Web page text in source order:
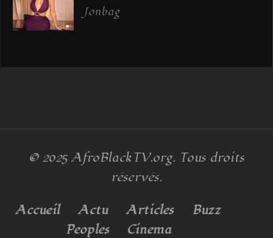
Jonbag
© 2025 AfroBlackTV.org. Tous droits
réservés.
Accueil Actu Articles
Buzz
Peoples
Cinema